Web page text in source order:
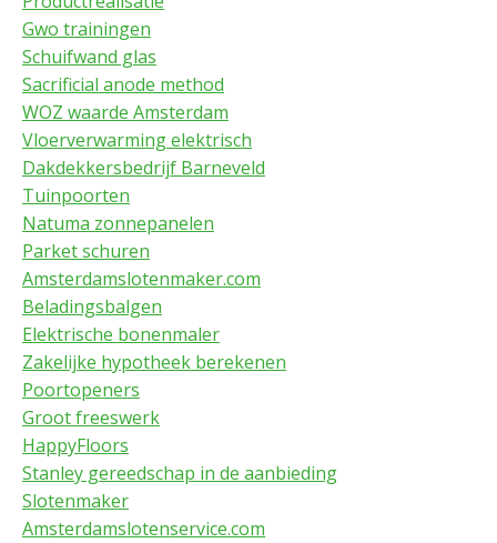
Gwo trainingen
Schuifwand glas
Sacrificial anode method
WOZ waarde Amsterdam
Vloerverwarming elektrisch
Dakdekkersbedrijf Barneveld
Tuinpoorten
Natuma zonnepanelen
Parket schuren
Amsterdamslotenmaker.com
Beladingsbalgen
Elektrische bonenmaler
Zakelijke hypotheek berekenen
Poortopeners
Groot freeswerk
HappyFloors
Stanley gereedschap in de aanbieding
Slotenmaker
Amsterdamslotenservice.com